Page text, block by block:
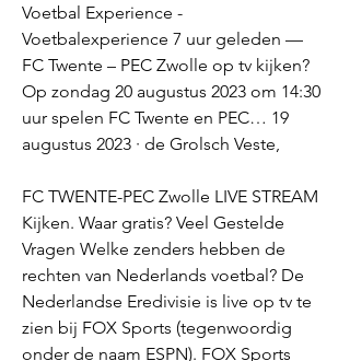
Voetbal Experience -
Voetbalexperience 7 uur geleden —
FC Twente – PEC Zwolle op tv kijken?
Op zondag 20 augustus 2023 om 14:30
uur spelen FC Twente en PEC… 19
augustus 2023 · de Grolsch Veste,
FC TWENTE-PEC Zwolle LIVE STREAM
Kijken. Waar gratis? Veel Gestelde
Vragen Welke zenders hebben de
rechten van Nederlands voetbal? De
Nederlandse Eredivisie is live op tv te
zien bij FOX Sports (tegenwoordig
onder de naam ESPN). FOX Sports